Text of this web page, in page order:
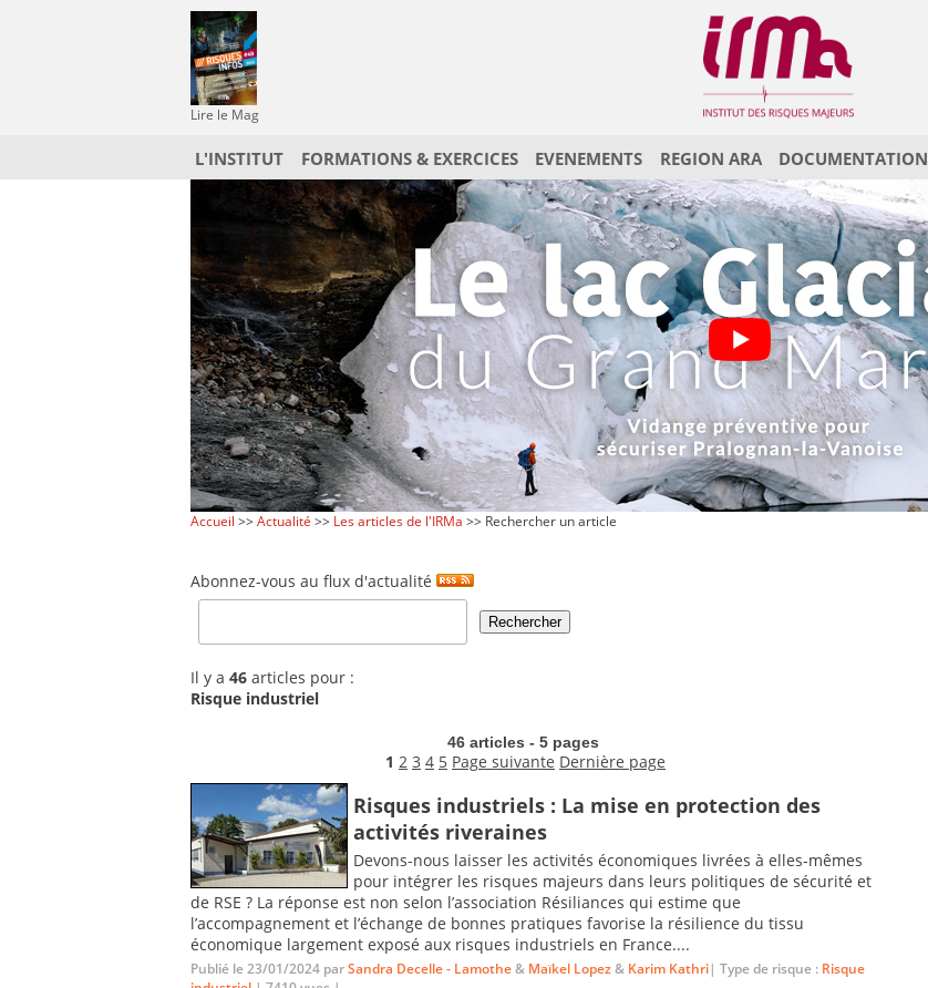
Lire le Mag
L'INSTITUT FORMATIONS & EXERCICES EVENEMENTS REGION ARA DOCUMENTATION
Accueil >>Actualité >> Les articles de l'IRMa >> Rechercher un article
Abonnez-vous au flux d'actualité
Il y a 46 articles pour :
Risque industriel
46 articles - 5 pages
1 2 3 4 5 Page suivante Dernière page
Risques industriels : La mise en protection des
activités riveraines
Devons-nous laisser les activités économiques livrées à elles-mêmes
pour intégrer les risques majeurs dans leurs politiques de sécurité et
de RSE ? La réponse est non selon l’association Résiliances qui estime que
l’accompagnement et l’échange de bonnes pratiques favorise la résilience du tissu
économique largement exposé aux risques industriels en France....
Publié le 23/01/2024 parSandra Decelle - Lamothe& Maïkel Lopez& Karim Kathri| Type de risque : Risque